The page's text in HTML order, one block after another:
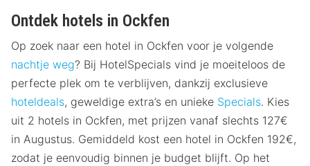
Ontdek hotels in Ockfen
Op zoek naar een hotel in Ockfen voor je volgende
nachtje weg? Bij HotelSpecials vind je moeiteloos de
perfecte plek om te verblijven, dankzij exclusieve
hoteldeals, geweldige extra’s en unieke Specials. Kies
uit 2 hotels in Ockfen, met prijzen vanaf slechts 127€
in Augustus. Gemiddeld kost een hotel in Ockfen 192€,
zodat je eenvoudig binnen je budget blijft. Op het